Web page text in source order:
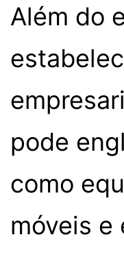
Além do
pode
como
móveis e